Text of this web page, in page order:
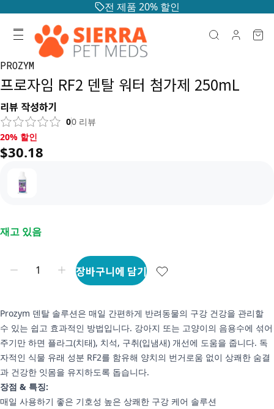
전 제품 20% 할인
PROZYM
프로자임 RF2 덴탈 워터 첨가제 250mL
리뷰 작성하기
00 리뷰
20% 할인, $30.18
20% 할인
$30.18
재고 있음
장바구니에 담기
Prozym 덴탈 솔루션은 매일 간편하게 반려동물의 구강 건강을 관리할
수 있는 쉽고 효과적인 방법입니다. 강아지 또는 고양이의 음용수에 섞어
주기만 하면 플라그(치태), 치석, 구취(입냄새) 개선에 도움을 줍니다. 독
자적인 식물 유래 성분 RF2를 함유해 양치의 번거로움 없이 상쾌한 숨결
과 건강한 잇몸을 유지하도록 돕습니다.
장점 & 특징:
매일 사용하기 좋은 기호성 높은 상쾌한 구강 케어 솔루션